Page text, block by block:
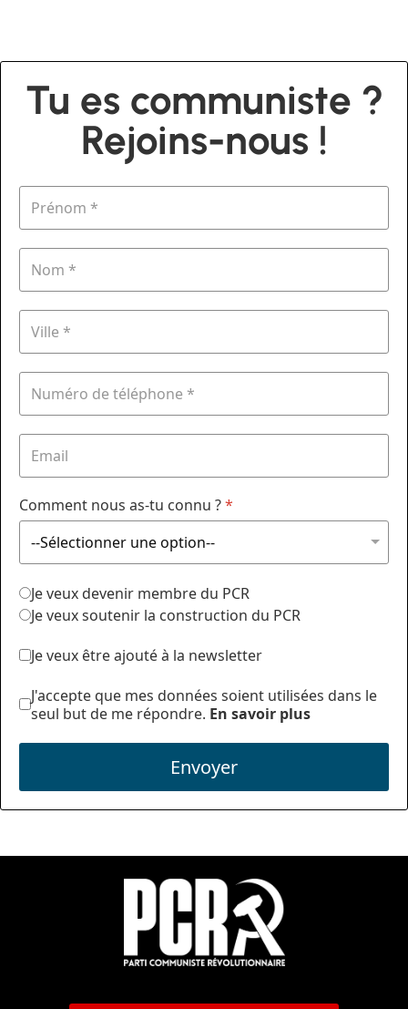
Tu es communiste ?
Rejoins-nous !
Comment nous as-tu connu ?*
Je veux devenir membre du PCR
Je veux soutenir la construction du PCR
Je veux être ajouté à la newsletter
J'accepte que mes données soient utilisées dans le
seul but de me répondre. En savoir plus
Envoyer